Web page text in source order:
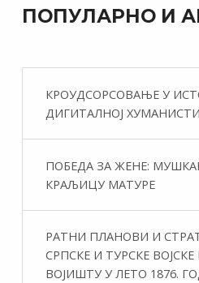
ПОПУЛАРНО И
КРОУДСОРСОВАЊЕ У
ДИГИТАЛНОЈ
ПОБЕДА ЗА ЖЕНЕ:
КРАЉИЦУ МАТУРЕ
РАТНИ ПЛАНОВИ И
СРПСКЕ И ТУРСКЕ
ВОЈИШТУ У ЛЕТО 1876.